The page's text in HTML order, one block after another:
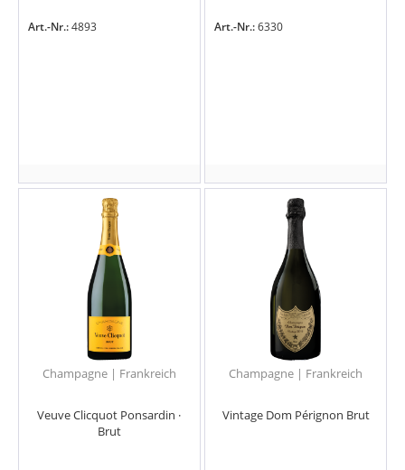
Art.-Nr.:4893 Art.-Nr.:6330
Champagne | Frankreich
Veuve Clicquot Ponsardin ·
Brut
Champagne | Frankreich
Vintage Dom Pérignon Brut